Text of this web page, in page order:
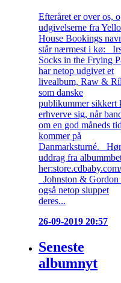
Efteråret er over os,
udgivelserne fra
House Bookings
står nærmest i kø:
Socks in the Frying
har netop udgivet et
livealbum, Raw &
som danske
publikummer sikkert
erhverve sig, når
om en god måneds tid
kommer på
Danmarksturné. Hør
uddrag fra
Johnston & Gordon
også netop sluppet
deres...
26-09-2019 20:57
Seneste
albumnyt